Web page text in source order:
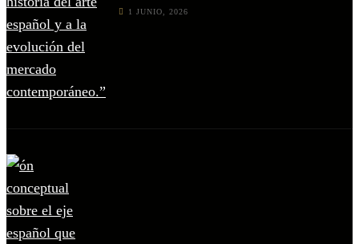
1 JUNIO, 2026